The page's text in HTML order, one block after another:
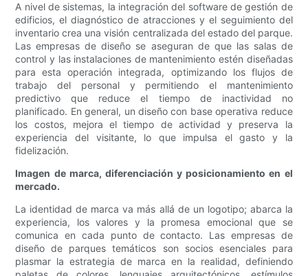
A nivel de sistemas, la integración del software de gestión de
edificios, el diagnóstico de atracciones y el seguimiento del
inventario crea una visión centralizada del estado del parque.
Las empresas de diseño se aseguran de que las salas de
control y las instalaciones de mantenimiento estén diseñadas
para esta operación integrada, optimizando los flujos de
trabajo del personal y permitiendo el mantenimiento
predictivo que reduce el tiempo de inactividad no
planificado. En general, un diseño con base operativa reduce
los costos, mejora el tiempo de actividad y preserva la
experiencia del visitante, lo que impulsa el gasto y la
fidelización.
Imagen de marca, diferenciación y posicionamiento en el
mercado.
La identidad de marca va más allá de un logotipo; abarca la
experiencia, los valores y la promesa emocional que se
comunica en cada punto de contacto. Las empresas de
diseño de parques temáticos son socios esenciales para
plasmar la estrategia de marca en la realidad, definiendo